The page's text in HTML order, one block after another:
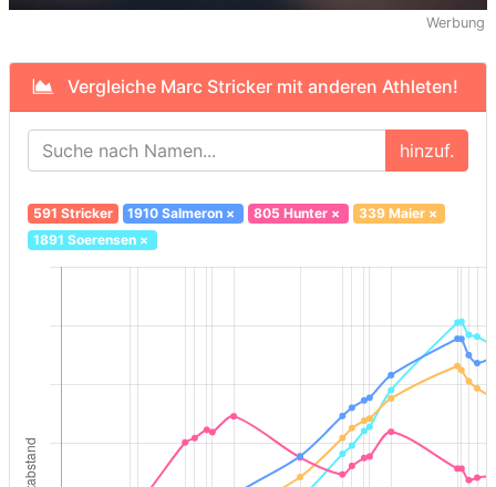
Werbung
Vergleiche Marc Stricker mit anderen Athleten!
hinzuf.
591 Stricker 1910 Salmeron × 805 Hunter× 339 Maier×
1891 Soerensen×